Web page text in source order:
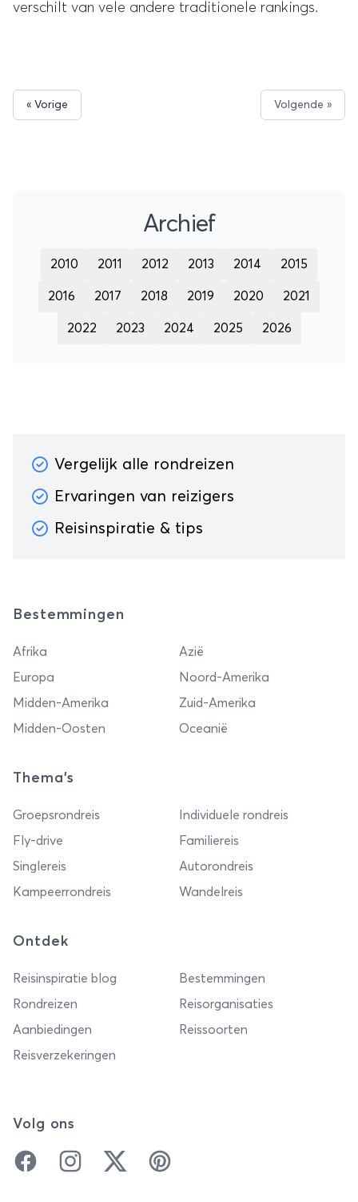
verschilt van vele andere traditionele rankings.
« Vorige Volgende »
Archief
2010 2011 2012 2013 2014 2015
2016 2017 2018 2019 2020 2021
2022 2023 2024 2025 2026
Vergelijk alle rondreizen
Ervaringen van reizigers
Reisinspiratie & tips
Bestemmingen
Afrika
Azië
Europa
Noord-Amerika
Midden-Amerika
Zuid-Amerika
Midden-Oosten
Oceanië
Thema's
Groepsrondreis
Individuele rondreis
Fly-drive
Familiereis
Singlereis
Autorondreis
Kampeerrondreis
Wandelreis
Ontdek
Reisinspiratie blog
Bestemmingen
Rondreizen
Reisorganisaties
Aanbiedingen
Reissoorten
Reisverzekeringen
Volg ons
FacebookInstagramTwitter Pinterest